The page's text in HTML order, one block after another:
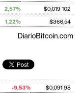
2,57%
$0,019 102
1,22% $366,54
DiarioBitcoin.com
-9,53%
$0,091 98